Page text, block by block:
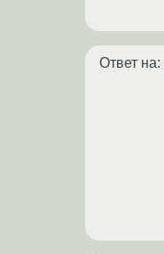
Ответ на: